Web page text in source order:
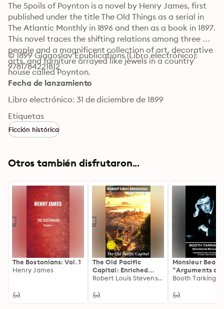
The Spoils of Poynton is a novel by Henry James, first
published under the title The Old Things as a serial in
The Atlantic Monthly in 1896 and then as a book in 1897.
This novel traces the shifting relations among three
people and a magnificent collection of art, decorative
arts, and furniture arrayed like jewels in a country
house called Poynton.
© 1899 Glagoslav Epublications (Libro electrónico):
9781784221812
Fecha de lanzamiento
Libro electrónico: 31 de diciembre de 1899
Etiquetas
Ficción histórica
Otros también disfrutaron...
The Bostonians: Vol. 1
Henry James
The Old Pacific
Capital: Enriched
edition. A Glimpse
During the Gold Rush
Robert Louis Stevenson
Monsieur
“Arguments
confirm people
Booth